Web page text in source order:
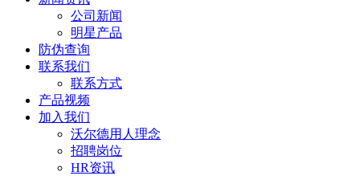
公司新闻
明星产品
防伪查询
联系我们
联系方式
产品视频
加入我们
沃尔德用人理念
招聘岗位
HR资讯